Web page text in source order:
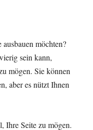
möchten?
sein kann,
mögen. Sie können
aber es nützt Ihnen
Ihre Seite zu mögen.